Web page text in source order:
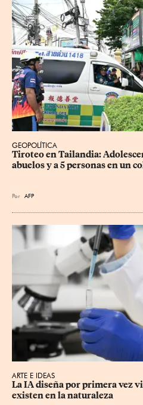
GEOPOLÍTICA
Tiroteo en Tailandia:
abuelos y a 5 personas en un
Por AFP
ARTE E IDEAS
La IA diseña por primera vez
existen en la naturaleza